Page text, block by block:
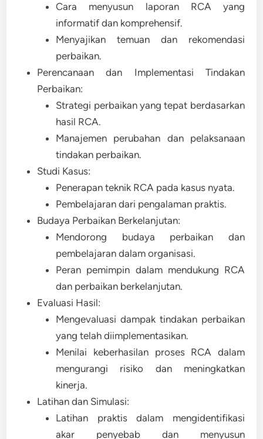
Cara menyusun laporan RCA yang
informatif dan komprehensif.
Menyajikan temuan dan rekomendasi
perbaikan.
Perencanaan dan Implementasi Tindakan
Perbaikan:
Strategi perbaikan yang tepat berdasarkan
hasil RCA.
Manajemen perubahan dan pelaksanaan
tindakan perbaikan.
Studi Kasus:
Penerapan teknik RCA pada kasus nyata.
Pembelajaran dari pengalaman praktis.
Budaya Perbaikan Berkelanjutan:
Mendorong budaya perbaikan dan
pembelajaran dalam organisasi.
Peran pemimpin dalam mendukung RCA
dan perbaikan berkelanjutan.
Evaluasi Hasil:
Mengevaluasi dampak tindakan perbaikan
yang telah diimplementasikan.
Menilai keberhasilan proses RCA dalam
mengurangi risiko dan meningkatkan
kinerja.
Latihan dan Simulasi:
Latihan praktis dalam mengidentifikasi
akar penyebab dan menyusun